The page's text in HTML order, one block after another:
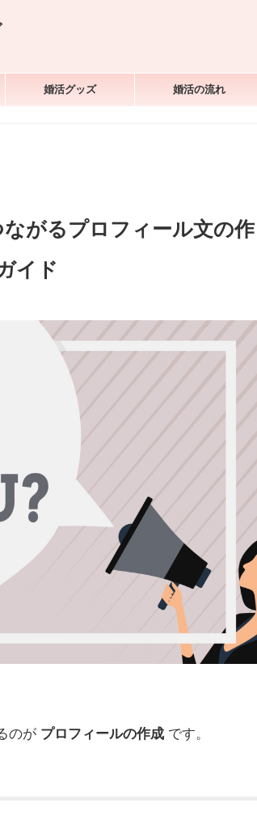
婚活グッズ 婚活の流れ
ながるプロフィール文の作
イド
のが プロフィールの作成 です。